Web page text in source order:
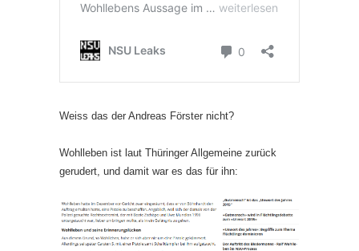
Weiss das der Andreas Förster nicht?
Wohlleben ist laut Thüringer Allgemeine zurück
gerudert, und damit war es das für ihn: